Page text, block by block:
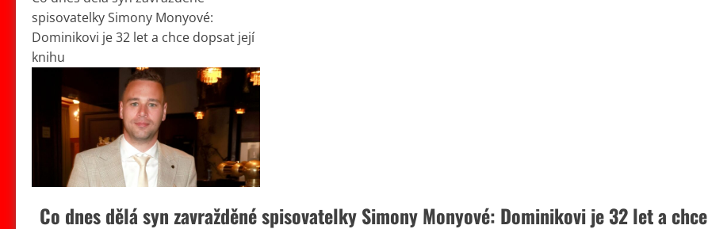
spisovatelky Simony Monyové:
Dominikovi je 32 let a chce dopsat její
knihu
Co dnes dělá syn zavražděné spisovatelky Simony Monyové: Dominikovi je 32 let a chce